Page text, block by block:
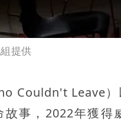
提供
Couldn't Leave）
事，2022年獲得